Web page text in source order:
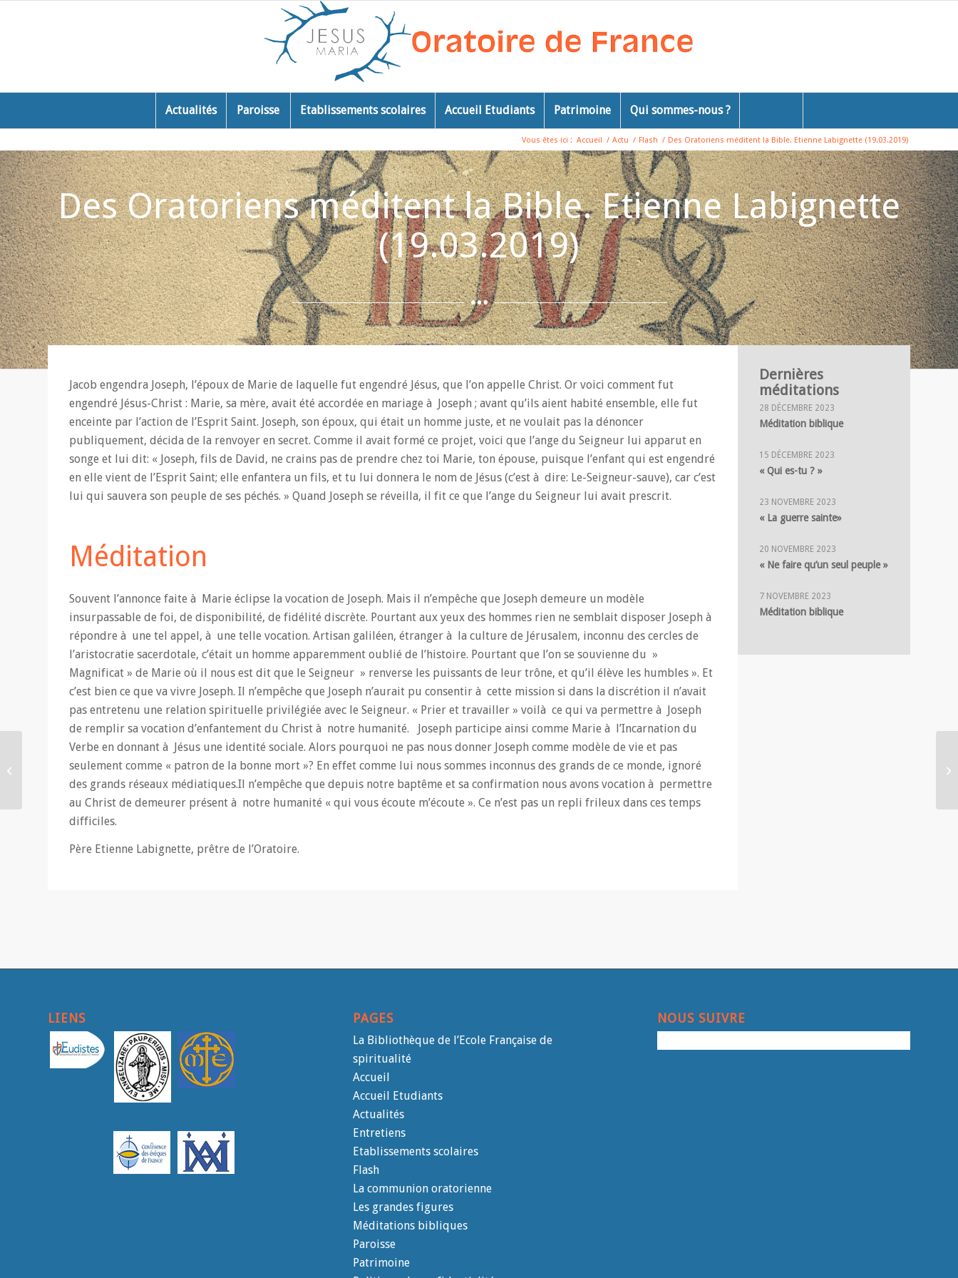
Actualités Paroisse Etablissements scolaires Accueil Etudiants Patrimoine Qui sommes-nous ?
Vous êtes ici : Accueil / Actu / Flash / Des Oratoriens méditent la Bible. Etienne Labignette (19.03.2019)
Des Oratoriens méditent la Bible. Etienne Labignette
(19.03.2019)
Jacob engendra Joseph, l’époux de Marie de laquelle fut engendré Jésus, que l’on appelle Christ. Or voici comment fut
engendré Jésus-Christ : Marie, sa mère, avait été accordée en mariage à Joseph ; avant qu’ils aient habité ensemble, elle fut
enceinte par l’action de l’Esprit Saint. Joseph, son époux, qui était un homme juste, et ne voulait pas la dénoncer
publiquement, décida de la renvoyer en secret. Comme il avait formé ce projet, voici que l’ange du Seigneur lui apparut en
songe et lui dit: « Joseph, fils de David, ne crains pas de prendre chez toi Marie, ton épouse, puisque l’enfant qui est engendré
en elle vient de l’Esprit Saint; elle enfantera un fils, et tu lui donnera le nom de Jésus (c’est à dire: Le-Seigneur-sauve), car c’est
lui qui sauvera son peuple de ses péchés. » Quand Joseph se réveilla, il fit ce que l’ange du Seigneur lui avait prescrit.
Méditation
Souvent l’annonce faite à Marie éclipse la vocation de Joseph. Mais il n’empêche que Joseph demeure un modèle
insurpassable de foi, de disponibilité, de fidélité discrète. Pourtant aux yeux des hommes rien ne semblait disposer Joseph à
répondre à une tel appel, à une telle vocation. Artisan galiléen, étranger à la culture de Jérusalem, inconnu des cercles de
l’aristocratie sacerdotale, c’était un homme apparemment oublié de l’histoire. Pourtant que l’on se souvienne du »
Magnificat » de Marie où il nous est dit que le Seigneur » renverse les puissants de leur trône, et qu’il élève les humbles ». Et
c’est bien ce que va vivre Joseph. Il n’empêche que Joseph n’aurait pu consentir à cette mission si dans la discrétion il n’avait
pas entretenu une relation spirituelle privilégiée avec le Seigneur. « Prier et travailler » voilà ce qui va permettre à Joseph
de remplir sa vocation d’enfantement du Christ à notre humanité. Joseph participe ainsi comme Marie à l’Incarnation du
Verbe en donnant à Jésus une identité sociale. Alors pourquoi ne pas nous donner Joseph comme modèle de vie et pas
seulement comme « patron de la bonne mort »? En effet comme lui nous sommes inconnus des grands de ce monde, ignoré
des grands réseaux médiatiques.Il n’empêche que depuis notre baptême et sa confirmation nous avons vocation à permettre
au Christ de demeurer présent à notre humanité « qui vous écoute m’écoute ». Ce n’est pas un repli frileux dans ces temps
difficiles.
Père Etienne Labignette, prêtre de l’Oratoire.
Dernières
méditations
28 DÉCEMBRE 2023
Méditation biblique
15 DÉCEMBRE 2023
« Qui es-tu ? »
23 NOVEMBRE 2023
« La guerre sainte»
20 NOVEMBRE 2023
« Ne faire qu’un seul peuple »
7 NOVEMBRE 2023
Méditation biblique
LIENS PAGES
La Bibliothèque de l’Ecole Française de
spiritualité
Accueil
Accueil Etudiants
Actualités
Entretiens
Etablissements scolaires
Flash
La communion oratorienne
Les grandes figures
Méditations bibliques
Paroisse
Patrimoine
NOUS SUIVRE
méditent la Bible. Yves
Trocheris (19.03.2019)